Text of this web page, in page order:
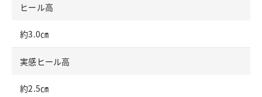
ヒール高
約3.0㎝
実感ヒール高
約2.5㎝